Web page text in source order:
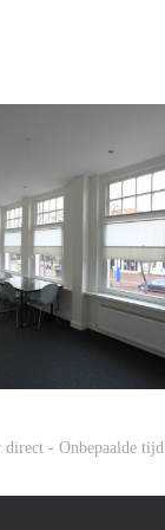
direct - Onbepaalde tijd